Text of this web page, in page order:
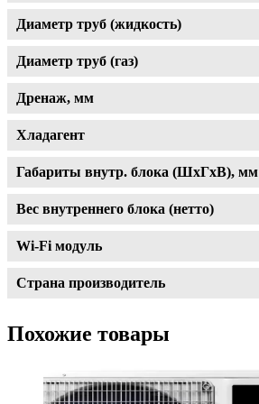
Диаметр труб (жидкость)
Диаметр труб (газ)
Дренаж, мм
Хладагент
Габариты внутр. блока (ШxГxВ), мм
Вес внутреннего блока (нетто)
Wi-Fi модуль
Страна производитель
Похожие товары